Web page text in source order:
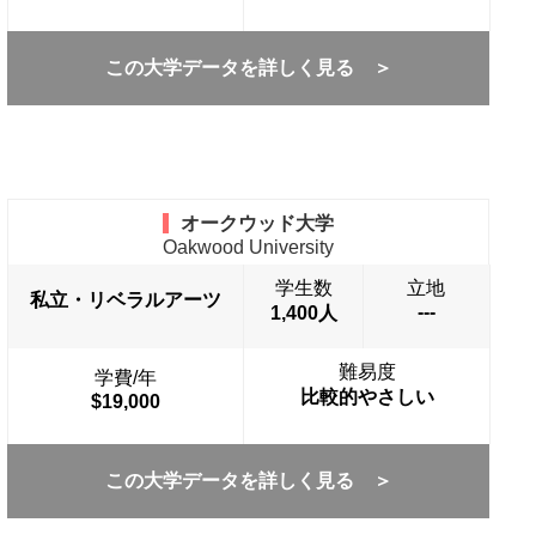
この大学データを詳しく見る ＞
オークウッド大学
Oakwood University
私立・リベラルアーツ
学生数
1,400人
立地
---
学費/年
$19,000
難易度
比較的やさしい
この大学データを詳しく見る ＞